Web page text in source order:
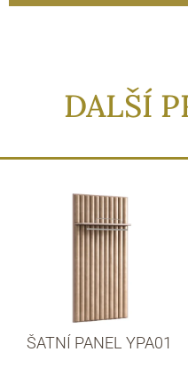
DALŠÍ
ŠATNÍ PANEL YPA01